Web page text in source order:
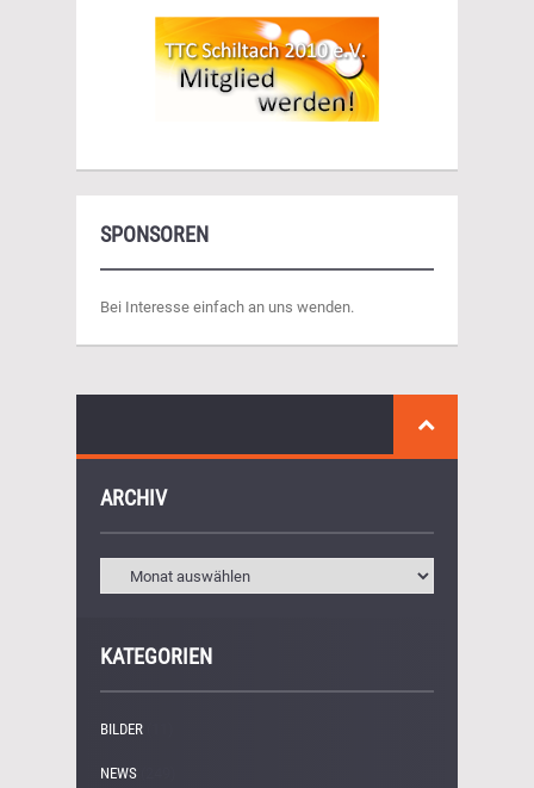
SPONSOREN
Bei Interesse einfach an uns wenden.
ARCHIV
KATEGORIEN
BILDER
NEWS